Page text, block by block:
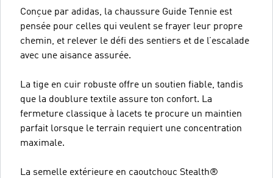
Conçue par adidas, la chaussure Guide Tennie est
pensée pour celles qui veulent se frayer leur propre
chemin, et relever le défi des sentiers et de l’escalade
avec une aisance assurée.
La tige en cuir robuste offre un soutien fiable, tandis
que la doublure textile assure ton confort. La
fermeture classique à lacets te procure un maintien
parfait lorsque le terrain requiert une concentration
maximale.
La semelle extérieure en caoutchouc Stealth®